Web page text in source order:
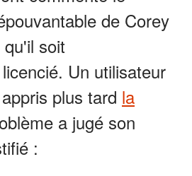
de Corey
soit
Un utilisateur
plus tard la
a jugé son
: